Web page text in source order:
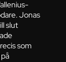
Jonas
slut
som